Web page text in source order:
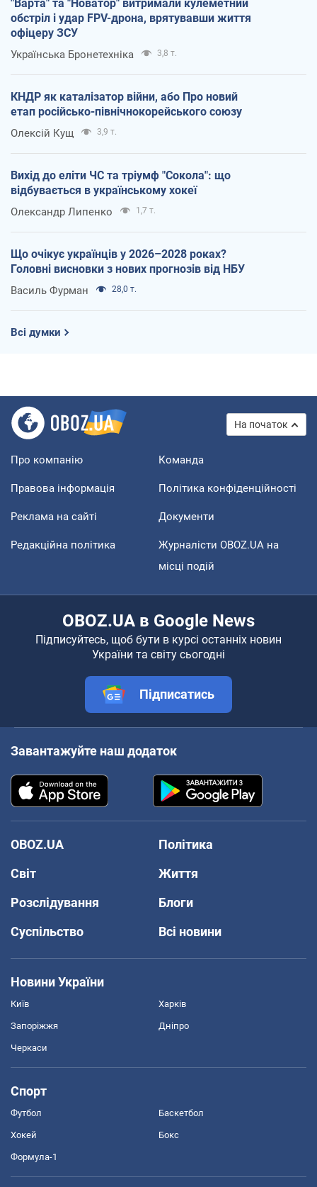
"Варта" та "Новатор" витримали кулеметний
обстріл і удар FPV-дрона, врятувавши життя
офіцеру ЗСУ
Українська Бронетехніка 3,8 т.
КНДР як каталізатор війни, або Про новий
етап російсько-північнокорейського союзу
Олексій Кущ 3,9 т.
Вихід до еліти ЧС та тріумф "Сокола": що
відбувається в українському хокеї
Олександр Липенко 1,7 т.
Що очікує українців у 2026–2028 роках?
Головні висновки з нових прогнозів від НБУ
Василь Фурман 28,0 т.
Всі думки
На початок
Про компанію Команда
Правова інформація Політика конфіденційності
Реклама на сайті Документи
Редакційна політика
Журналісти OBOZ.UA на
місці подій
OBOZ.UA в Google News
Підписуйтесь, щоб бути в курсі останніх новин
України та світу сьогодні
Підписатись
Завантажуйте наш додаток
OBOZ.UA
Політика
Світ
Життя
Розслідування
Блоги
Суспільство
Всі новини
Новини України
Київ Харків
Запоріжжя Дніпро
Черкаси
Спорт
Футбол Баскетбол
Хокей Бокс
Формула-1